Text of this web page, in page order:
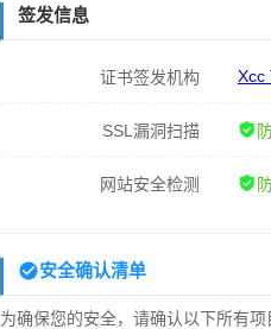
签发信息
证书签发机构 Xcc
SSL漏洞扫描
网站安全检测
安全确认清单
为确保您的安全，请确认以下所有项